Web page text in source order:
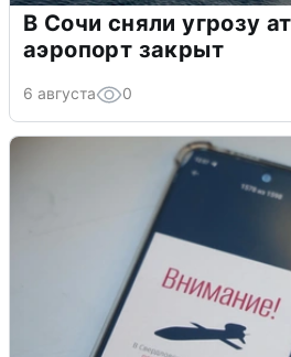
В Сочи сняли угрозу
аэропорт закрыт
6 августа 0